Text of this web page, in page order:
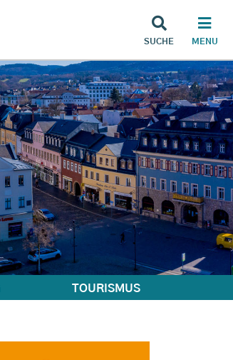
SUCHE MENU
TOURISMUS